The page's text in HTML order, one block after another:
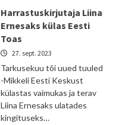
Harrastuskirjutaja Liina
Ernesaks külas Eesti
Toas
27. sept. 2023
Tarkusekuu tõi uued tuuled
-Mikkeli Eesti Keskust
külastas vaimukas ja terav
Liina Ernesaks ulatades
kingituseks…